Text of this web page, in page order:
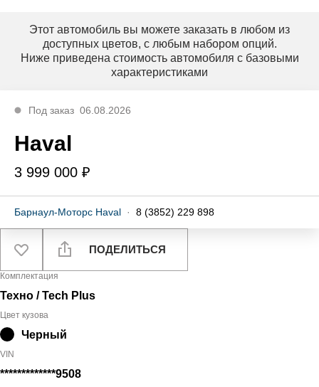
Этот автомобиль вы можете заказать в любом из
доступных цветов, с любым набором опций.
Ниже приведена стоимость автомобиля с базовыми
характеристиками
Под заказ 06.08.2026
Haval
3 999 000 ₽
Барнаул-Моторс Haval · 8 (3852) 229 898
ПОДЕЛИТЬСЯ
Комплектация
Техно / Tech Plus
Цвет кузова
Черный
VIN
*************9508